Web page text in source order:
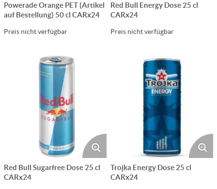
Powerade Orange PET (Artikel
auf Bestellung) 50 cl CARx24
Preis nicht verfügbar
Red Bull Energy Dose 25 cl
CARx24
Preis nicht verfügbar
Red Bull Sugarfree Dose 25 cl
CARx24
Trojka Energy Dose 25 cl
CARx24